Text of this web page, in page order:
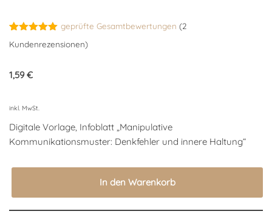
Bewertet
mit5.00
auf
2
geprüfte Gesamtbewertungen (2
Kundenrezensionen)
1,59€
inkl. MwSt.
Digitale Vorlage, Infoblatt „Manipulative
Kommunikationsmuster: Denkfehler und innere Haltung“
In den Warenkorb